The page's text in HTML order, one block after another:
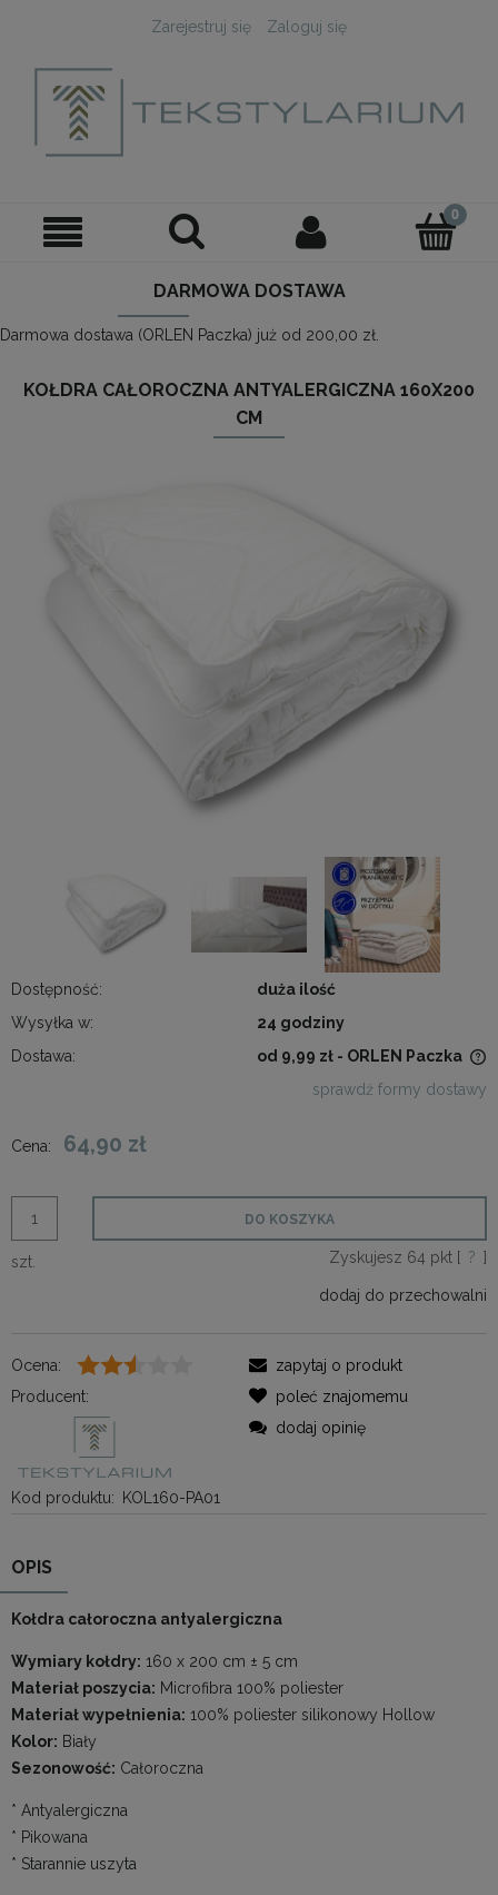
Zarejestruj się Zaloguj się
DARMOWA DOSTAWA
Darmowa dostawa (ORLEN Paczka) już od 200,00 zł.
KOŁDRA CAŁOROCZNA ANTYALERGICZNA 160X200
CM
Dostępność:
duża ilość
Wysyłka w:
24 godziny
Dostawa:
od 9,99 zł - ORLEN Paczka
sprawdź formy dostawy
Cena: 64,90 zł
szt.
DO KOSZYKA
Zyskujesz 64 pkt [ ? ]
dodaj do przechowalni
Ocena:
Producent:
Kod produktu: KOL160-PA01
zapytaj o produkt
poleć znajomemu
dodaj opinię
OPIS
Kołdra całoroczna antyalergiczna
Wymiary kołdry: 160 x 200 cm ± 5 cm
Materiał poszycia: Microfibra 100% poliester
Materiał wypełnienia: 100% poliester silikonowy Hollow
Kolor: Biały
Sezonowość: Całoroczna
* Antyalergiczna
* Pikowana
* Starannie uszyta